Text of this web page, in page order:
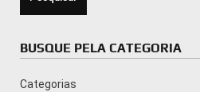
BUSQUE PELA CATEGORIA
Categorias